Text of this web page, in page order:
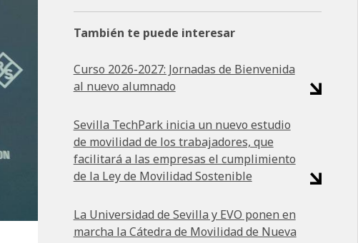
También te puede interesar
Curso 2026-2027: Jornadas de Bienvenida
al nuevo alumnado
Sevilla TechPark inicia un nuevo estudio
de movilidad de los trabajadores, que
facilitará a las empresas el cumplimiento
de la Ley de Movilidad Sostenible
La Universidad de Sevilla y EVO ponen en
marcha la Cátedra de Movilidad de Nueva